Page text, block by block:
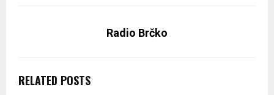
Radio Brčko
RELATED POSTS